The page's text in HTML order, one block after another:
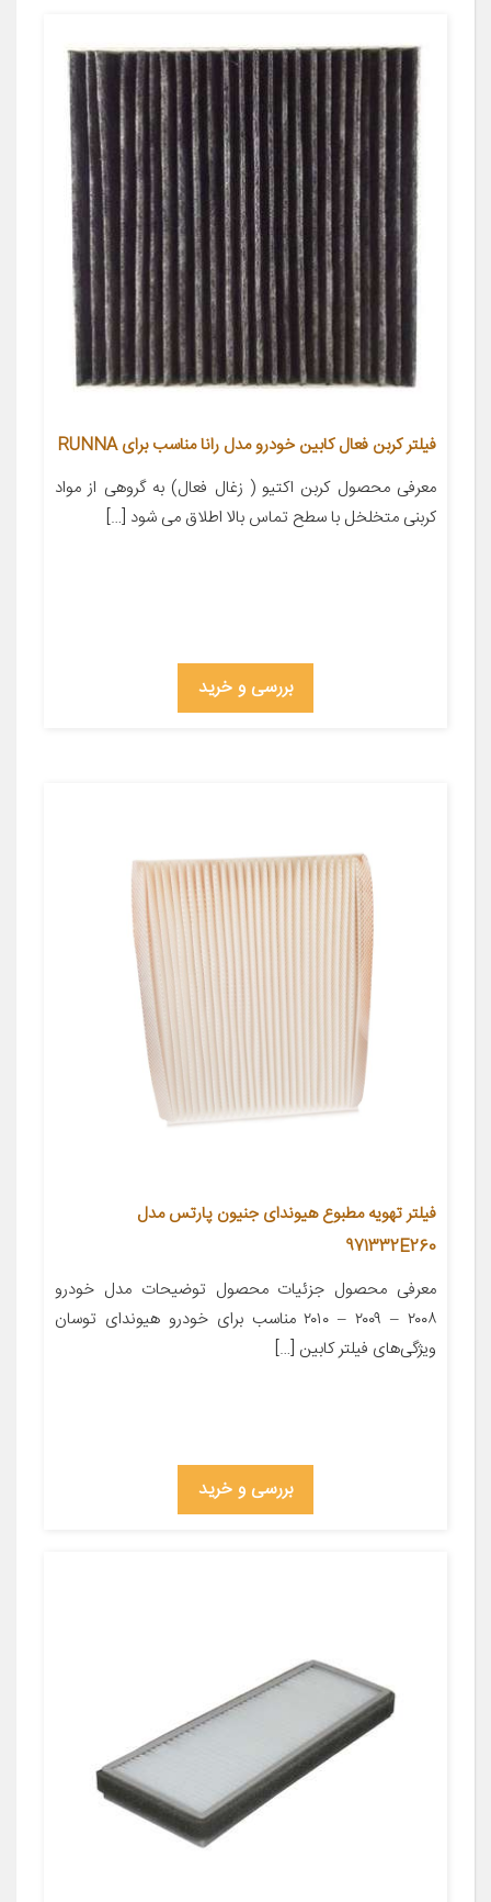
فیلتر کربن فعال کابین خودرو مدل رانا مناسب برای RUNNA
معرفی محصول کربن اکتیو ( زغال فعال) به گروهی از مواد
کربنی متخلخل با سطح تماس بالا اطلاق می شود […]
بررسی و خرید
فیلتر تهویه مطبوع هیوندای جنیون پارتس مدل
971332E260
معرفی محصول جزئیات محصول توضیحات مدل خودرو
۲۰۰۸ – ۲۰۰۹ – ۲۰۱۰ مناسب برای خودرو هیوندای توسان
ویژگی‌های فیلتر کابین […]
بررسی و خرید